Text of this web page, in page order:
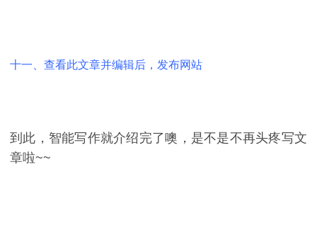
十一、查看此文章并编辑后，发布网站
到此，智能写作就介绍完了噢，是不是不再头疼写文
章啦~~